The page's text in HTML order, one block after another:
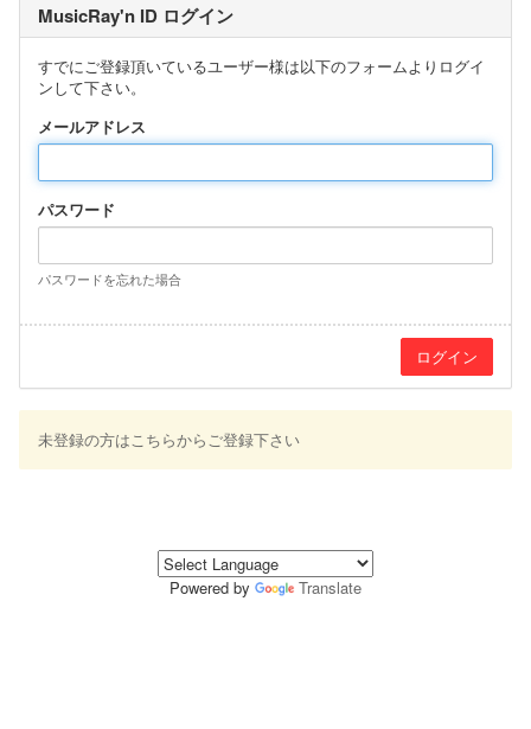
MusicRay'n ID ログイン
すでにご登録頂いているユーザー様は以下のフォームよりログイ
ンして下さい。
メールアドレス
パスワード
パスワードを忘れた場合
未登録の方はこちらからご登録下さい
Powered by Translate